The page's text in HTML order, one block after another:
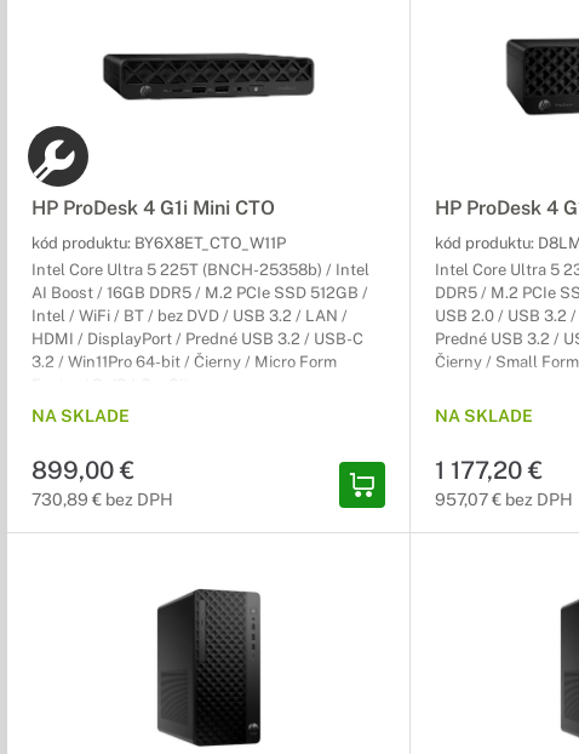
HP ProDesk 4 G1i Mini CTO
kód produktu: BY6X8ET_CTO_W11P
Intel Core Ultra 5 225T (BNCH-25358b) / Intel
AI Boost / 16GB DDR5 / M.2 PCIe SSD 512GB /
Intel / WiFi / BT / bez DVD / USB 3.2 / LAN /
HDMI / DisplayPort / Predné USB 3.2 / USB-C
3.2 / Win11Pro 64-bit / Čierny / Micro Form
NA SKLADE
899,00 €
730,89 € bez DPH
HP ProDesk 4
kód produktu:
Intel Core Ultra 5
DDR5 / M.2 PCIe
USB 2.0 / USB 3.2
Predné USB 3.2 /
Čierny / Small
NA SKLADE
1 177,20 €
957,07 € bez DPH